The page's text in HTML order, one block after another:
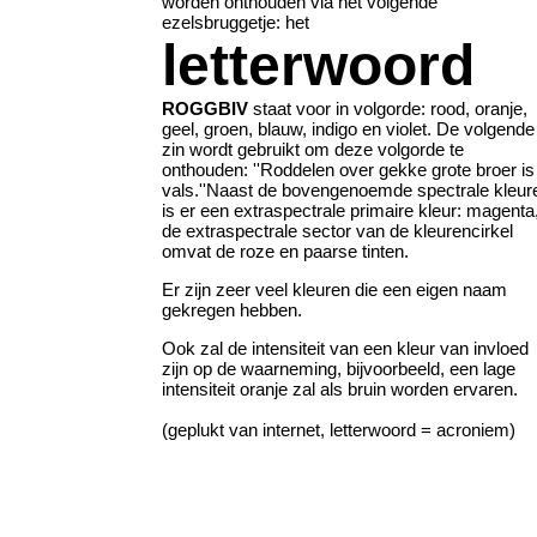
ezelsbruggetje: het
letterwoord
ROGGBIV staat voor in volgorde: rood, oranje,
geel, groen, blauw, indigo en violet. De volgende
zin wordt gebruikt om deze volgorde te
onthouden: ''Roddelen over gekke grote broer is
vals.''Naast de bovengenoemde spectrale
is er een extraspectrale primaire kleur:
de extraspectrale sector van de kleurencirkel
omvat de roze en paarse tinten.
Er zijn zeer veel kleuren die een eigen naam
gekregen hebben.
Ook zal de intensiteit van een kleur van invloed
zijn op de waarneming, bijvoorbeeld, een lage
intensiteit oranje zal als bruin worden ervaren.
(geplukt van internet, letterwoord = acroniem)